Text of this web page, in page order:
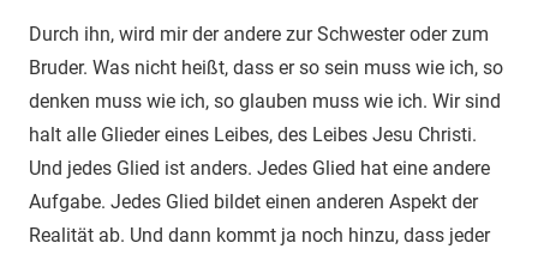
Durch ihn, wird mir der andere zur Schwester oder zum
Bruder. Was nicht heißt, dass er so sein muss wie ich, so
denken muss wie ich, so glauben muss wie ich. Wir sind
halt alle Glieder eines Leibes, des Leibes Jesu Christi.
Und jedes Glied ist anders. Jedes Glied hat eine andere
Aufgabe. Jedes Glied bildet einen anderen Aspekt der
Realität ab. Und dann kommt ja noch hinzu, dass jeder